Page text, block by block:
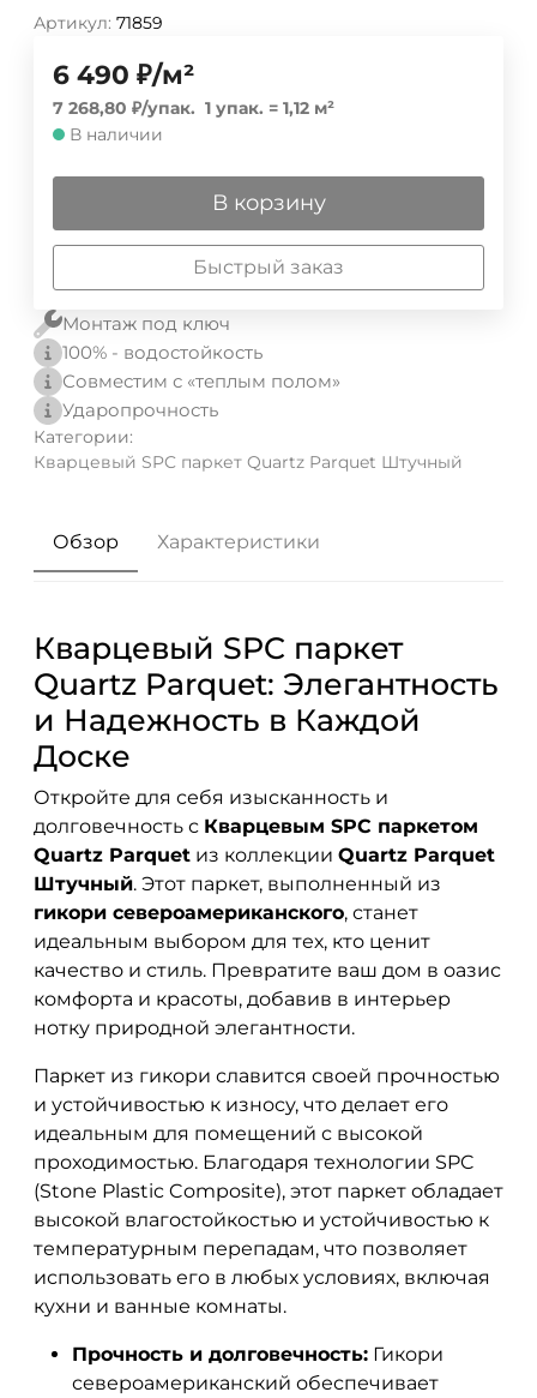
Артикул: 71859
6 490 ₽/м²
7 268,80 ₽/упак. 1 упак. = 1,12 м²
В наличии
В корзину
Быстрый заказ
Монтаж под ключ
100% - водостойкость
Совместим с «теплым полом»
Ударопрочность
Категории:
Кварцевый SPC паркет Quartz Parquet Штучный
Обзор Характеристики
Кварцевый SPC паркет
Quartz Parquet: Элегантность
и Надежность в Каждой
Доске
Откройте для себя изысканность и
долговечность с Кварцевым SPC паркетом
Quartz Parquet из коллекции Quartz Parquet
Штучный. Этот паркет, выполненный из
гикори североамериканского, станет
идеальным выбором для тех, кто ценит
качество и стиль. Превратите ваш дом в оазис
комфорта и красоты, добавив в интерьер
нотку природной элегантности.
Паркет из гикори славится своей прочностью
и устойчивостью к износу, что делает его
идеальным для помещений с высокой
проходимостью. Благодаря технологии SPC
(Stone Plastic Composite), этот паркет обладает
высокой влагостойкостью и устойчивостью к
температурным перепадам, что позволяет
использовать его в любых условиях, включая
кухни и ванные комнаты.
Прочность и долговечность: Гикори
североамериканский обеспечивает